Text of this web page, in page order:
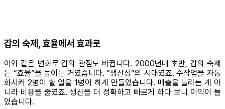
갑의 숙제, 효율에서 효과로
이와 같은 변화로 갑의 관점도 바뀝니다. 2000년대 초반, 갑의 숙제
는 “효율”을 높이는 거였습니다. “생산성”의 시대였죠. 수작업을 자동
화시켜 2명이 할 일을 1명이 하게 만들었습니다. 매출을 늘리는 게 아
니라 비용을 줄였죠. 생산을 더 정확하고 빠르게 하다 보니 이익이 늘
었습니다.